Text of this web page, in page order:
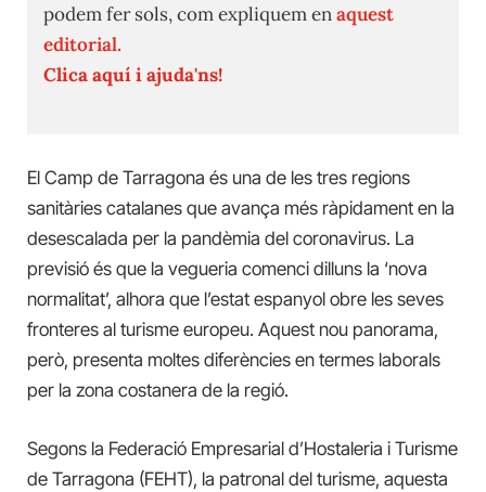
podem fer sols, com expliquem enaquest
editorial.
Clica aquí i ajuda'ns!
El Camp de Tarragona és una de les tres regions
sanitàries catalanes que avança més ràpidament en la
desescalada per la pandèmia del coronavirus. La
previsió és que la vegueria comenci dilluns la ‘nova
normalitat’, alhora que l’estat espanyol obre les seves
fronteres al turisme europeu. Aquest nou panorama,
però, presenta moltes diferències en termes laborals
per la zona costanera de la regió.
Segons la Federació Empresarial d’Hostaleria i Turisme
de Tarragona (FEHT), la patronal del turisme, aquesta